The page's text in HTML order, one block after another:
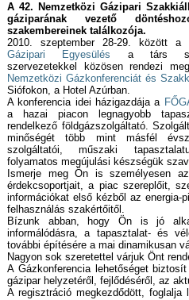
A 42. Nemzetközi Gázipari
gáziparának vezető
szakembereinek találkozója.
2010. szeptember 28-29. között a
Gázipari Egyesülés a társ
szervezetekkel közösen rendezi
Nemzetközi Gázkonferenciát és
Siófokon, a Hotel Azúrban.
A konferencia idei házigazdája a
a hazai piacon legnagyobb
rendelkező földgázszolgáltató.
minőségét több mint másfél
szolgáltatói, műszaki
folyamatos megújulási készségük
Ismerje meg Ön is személyesen
érdekcsoportjait, a piac szereplőit,
információkat első kézből az energia-
felhasználás szakértőitől.
Bízunk abban, hogy Ön is jó
informálódásra, a tapasztalat- és
további építésére a mai dinamikusan
Nagyon sok szeretettel várjuk Önt
A Gázkonferencia lehetőséget
gázipar helyzetéről, fejlődéséről, az
A regisztráció megkezdődött,